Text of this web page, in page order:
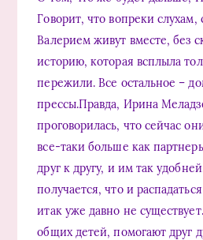
Говорит, что вопреки слухам,
Валерием живут вместе, без
историю, которая всплыла
пережили. Все остальное –
прессы.Правда, Ирина
проговорилась, что сейчас
все-таки больше как
друг к другу, и им так
получается, что и
итак уже давно не
общих детей, помогают друг